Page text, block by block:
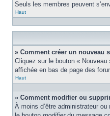
Seuls les membres peuvent
Haut
» Comment créer un nouveau
Cliquez sur le bouton «
affichée en bas de page des
Haut
» Comment modifier ou
À moins d’être administrateur